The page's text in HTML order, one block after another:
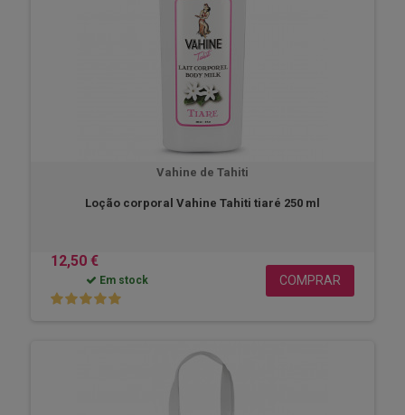
Vahine de Tahiti
Loção corporal Vahine Tahiti tiaré 250 ml
12,50 €
Em stock COMPRAR